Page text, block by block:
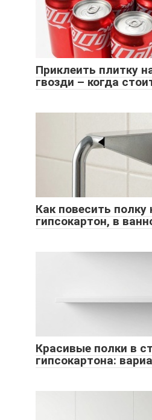
Приклеить плитку
гвозди – когда
Как повесить полку
гипсокартон, в
Красивые полки в
гипсокартона: